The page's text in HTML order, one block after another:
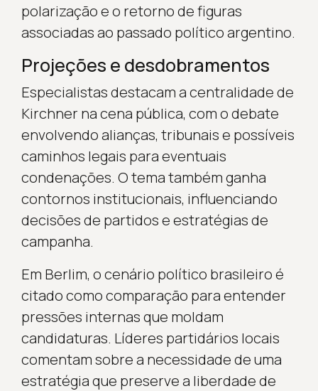
polarização e o retorno de figuras
associadas ao passado político argentino.
Projeções e desdobramentos
Especialistas destacam a centralidade de
Kirchner na cena pública, com o debate
envolvendo alianças, tribunais e possíveis
caminhos legais para eventuais
condenações. O tema também ganha
contornos institucionais, influenciando
decisões de partidos e estratégias de
campanha.
Em Berlim, o cenário político brasileiro é
citado como comparação para entender
pressões internas que moldam
candidaturas. Líderes partidários locais
comentam sobre a necessidade de uma
estratégia que preserve a liberdade de